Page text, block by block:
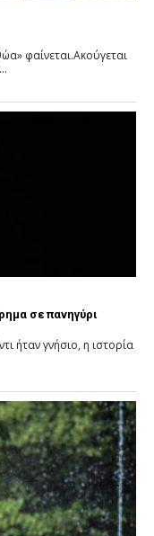
φαίνεται.Ακούγεται
σε πανηγύρι
ήταν γνήσιο, η ιστορία